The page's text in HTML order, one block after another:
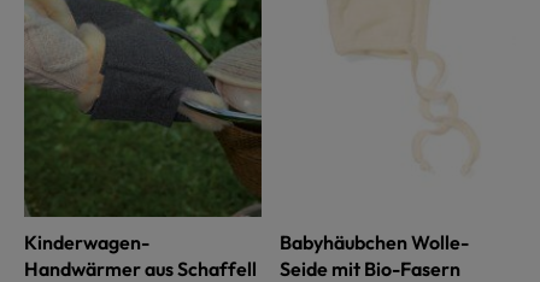
Kinderwagen-
Handwärmer aus Schaffell
Babyhäubchen Wolle-
Seide mit Bio-Fasern